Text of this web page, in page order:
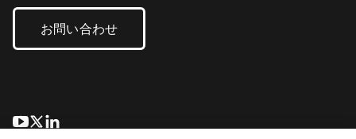
お問い合わせ
新しいタブで開く
新しいタブで開く